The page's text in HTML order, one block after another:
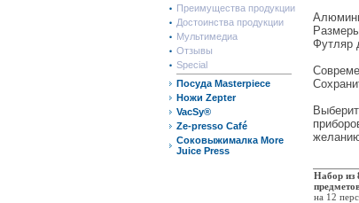
Преимущества продукции
Достоинства продукции
Мультимедиа
Отзывы
Special
Посуда Masterpiece
Ножи Zepter
VacSy®
Ze-presso Café
Соковыжималка More
Juice Press
Футляр
Набор из
на 12